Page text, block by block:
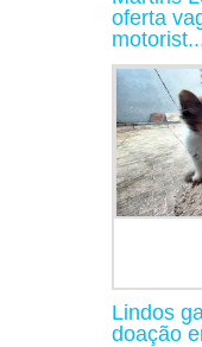
oferta
Lindos
doação